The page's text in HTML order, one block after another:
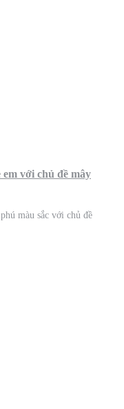
với chủ đề mây
màu sắc với chủ đề